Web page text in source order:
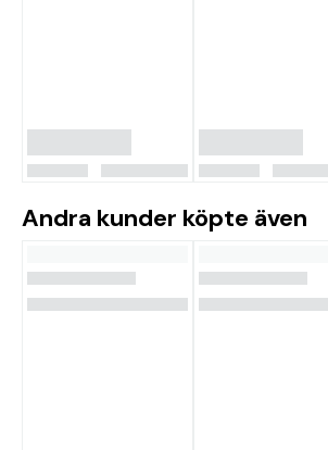
Andra kunder köpte även